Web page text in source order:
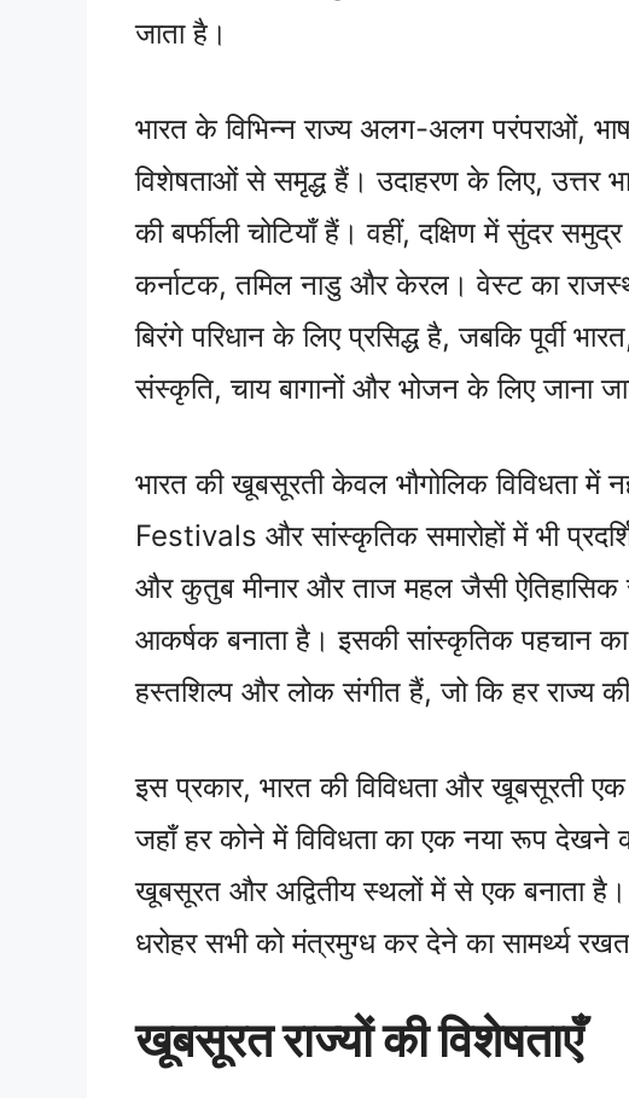
जाता है।
भारत के विभिन्न राज्य अलग-अलग परंपराओं,
विशेषताओं से समृद्ध हैं। उदाहरण के लिए, उत्तर
की बर्फीली चोटियाँ हैं। वहीं, दक्षिण में सुंदर
कर्नाटक, तमिल नाडु और केरल। वेस्ट का
बिरंगे परिधान के लिए प्रसिद्ध है, जबकि पूर्वी
संस्कृति, चाय बागानों और भोजन के लिए जाना
भारत की खूबसूरती केवल भौगोलिक विविधता में
Festivals और सांस्कृतिक समारोहों में भी
और कुतुब मीनार और ताज महल जैसी
आकर्षक बनाता है। इसकी सांस्कृतिक पहचान
हस्तशिल्प और लोक संगीत हैं, जो कि हर राज्य
इस प्रकार, भारत की विविधता और खूबसूरती
जहाँ हर कोने में विविधता का एक नया रूप देखने
खूबसूरत और अद्वितीय स्थलों में से एक बनाता
धरोहर सभी को मंत्रमुग्ध कर देने का सामर्थ्य
खूबसूरत राज्यों की विशेषताएँ